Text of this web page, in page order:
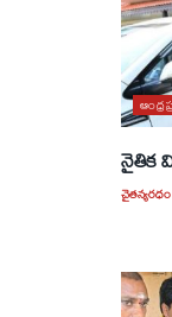
నైతిక
చైతన్యరధం